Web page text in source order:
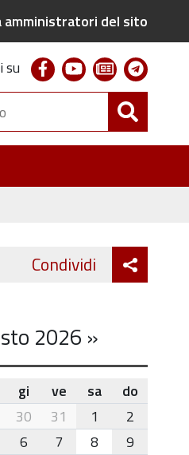
amministratori del sito
su facebookyoutubenewsletter
Cerca
nel
sito
Condividi Twitter
2026 »
gi ve sa
do
30 31 1
2
6 7 8
9